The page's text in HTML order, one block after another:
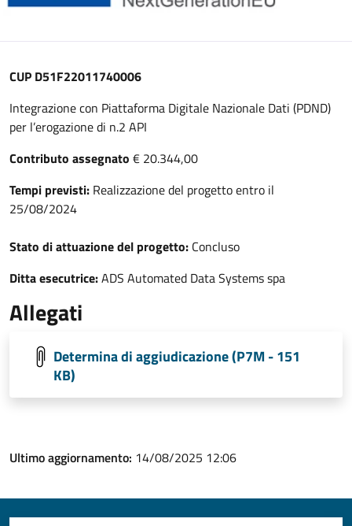
CUP D51F22011740006
Integrazione con Piattaforma Digitale Nazionale Dati (PDND)
per l’erogazione di n.2 API
Contributo assegnato € 20.344,00
Tempi previsti: Realizzazione del progetto entro il
25/08/2024
Stato di attuazione del progetto: Concluso
Ditta esecutrice:ADS Automated Data Systems spa
Allegati
Determina di aggiudicazione (P7M - 151
KB)
Ultimo aggiornamento: 14/08/2025 12:06